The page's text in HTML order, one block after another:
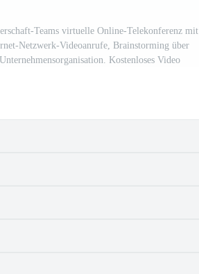
Teams virtuelle Online-Telekonferenz mit
Netzwerk-Videoanrufe, Brainstorming über
Kostenloses Video